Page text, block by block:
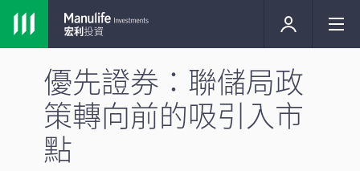
優先證券：聯儲局政
策轉向前的吸引入市
點